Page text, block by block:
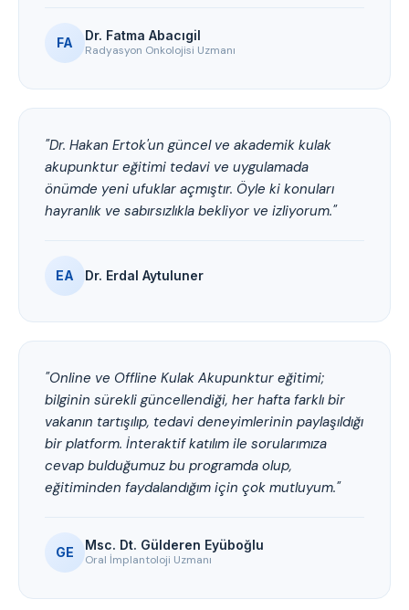
FA Dr. Fatma Abacıgil
Radyasyon Onkolojisi Uzmanı
"Dr. Hakan Ertok'un güncel ve akademik kulak
akupunktur eğitimi tedavi ve uygulamada
önümde yeni ufuklar açmıştır. Öyle ki konuları
hayranlık ve sabırsızlıkla bekliyor ve izliyorum."
EA Dr. Erdal Aytuluner
"Online ve Offline Kulak Akupunktur eğitimi;
bilginin sürekli güncellendiği, her hafta farklı bir
vakanın tartışılıp, tedavi deneyimlerinin paylaşıldığı
bir platform. İnteraktif katılım ile sorularımıza
cevap bulduğumuz bu programda olup,
eğitiminden faydalandığım için çok mutluyum."
GE Msc. Dt. Gülderen Eyüboğlu
Oral İmplantoloji Uzmanı